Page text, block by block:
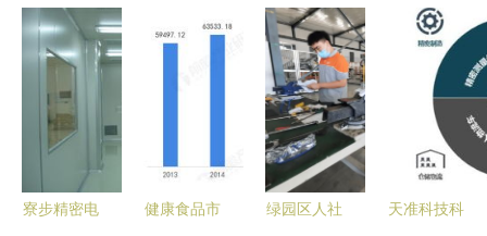
新”重点企
业咨询诊断
服务现场会
成功召开，
术升级
争力透视与
育入库的企
业可享受哪
些资助补贴
常见技术咨
询问题及解
答
寮步精密电
健康食品市
绿园区人社
天准科技科